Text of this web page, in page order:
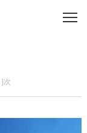
]次